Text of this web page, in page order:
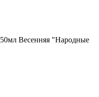
Весенняя "Народные